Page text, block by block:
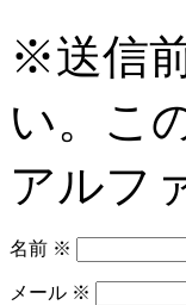
※送信
い。こ
アルフ
名前 ※
メール ※